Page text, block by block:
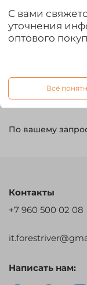
По вашему
Контакты
+7 960 500 02 08
Написать нам:
С вами
уточнения
оптового
Всё